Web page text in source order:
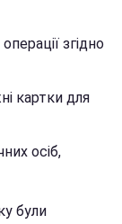
згідно
картки для
осіб,
були